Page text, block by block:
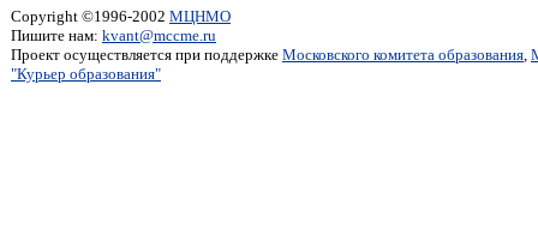
Copyright ©1996-2002 МЦНМО
Пишите нам: kvant@mccme.ru
Проект осуществляется при поддержке Московского комитета образования,
"Курьер образования"